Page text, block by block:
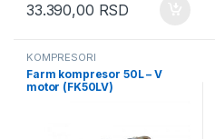
33.390,00 RSD
KOMPRESORI
Farm kompresor 50L – V
motor (FK50LV)